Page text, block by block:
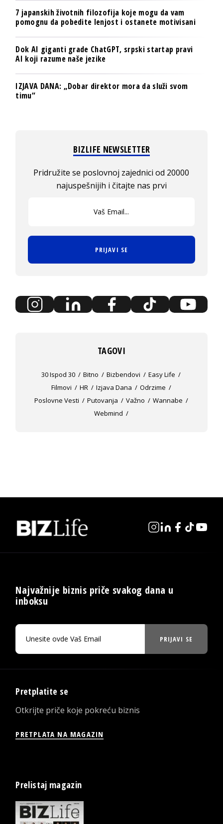
7 japanskih životnih filozofija koje mogu da vam
pomognu da pobedite lenjost i ostanete motivisani
Dok AI giganti grade ChatGPT, srpski startap pravi
AI koji razume naše jezike
IZJAVA DANA: „Dobar direktor mora da služi svom
timu“
BIZLIFE NEWSLETTER
Pridružite se poslovnoj zajednici od 20000
najuspešnijih i čitajte nas prvi
PRIJAVI SE
TAGOVI
30 Ispod 30 Bitno Bizbendovi
Easy Life
Filmovi
HR Izjava Dana
Odrzime
Poslovne Vesti
Putovanja Važno
Wannabe
Webmind
Najvažnije biznis priče svakog dana u
inboksu
PRIJAVI SE
Pretplatite se
Otkrijte priče koje pokreću biznis
PRETPLATA NA MAGAZIN
Prelistaj magazin